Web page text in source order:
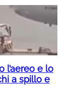
l’aereo e lo
a spillo e